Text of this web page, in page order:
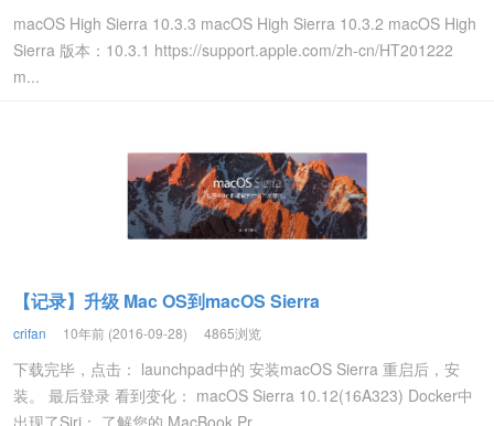
macOS High Sierra 10.3.3 macOS High Sierra 10.3.2 macOS High
Sierra 版本：10.3.1 https://support.apple.com/zh-cn/HT201222
m...
【记录】升级 Mac OS到macOS Sierra
crifan 10年前 (2016-09-28) 4865浏览
下载完毕，点击： launchpad中的 安装macOS Sierra 重启后，安
装。 最后登录 看到变化： macOS Sierra 10.12(16A323) Docker中
出现了Siri： 了解您的 MacBook Pr...